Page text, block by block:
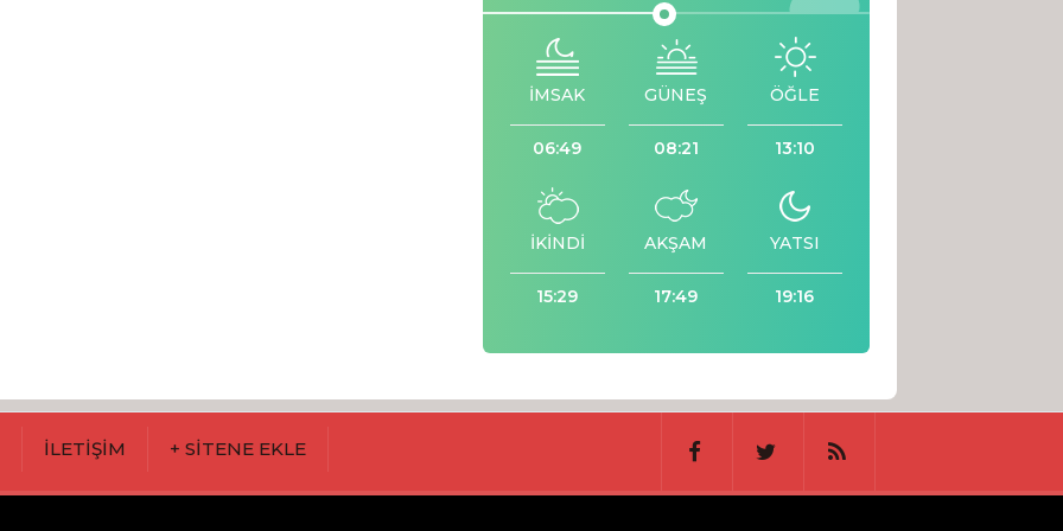
İMSAK
06:49
GÜNEŞ
08:21
ÖĞLE
13:10
İKİNDİ
15:29
AKŞAM
17:49
YATSI
19:16
İLETİŞİM + SİTENE EKLE